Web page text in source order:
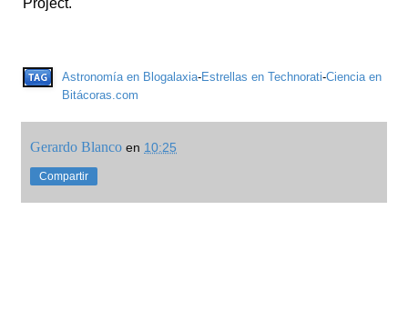
Project.
Astronomía en Blogalaxia-Estrellas en Technorati-Ciencia en
Bitácoras.com
Gerardo Blanco en 10:25
Compartir